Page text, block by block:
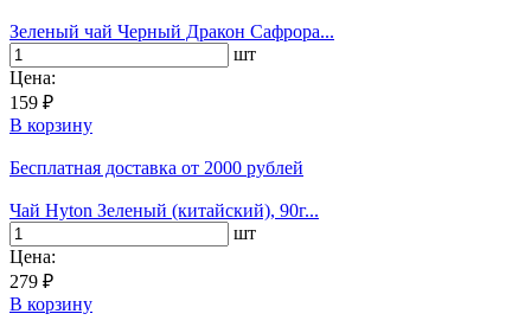
Зеленый чай Черный Дракон Сафрора...
шт
Цена:
159 ₽
В корзину
Бесплатная доставка от 2000 рублей
Чай Hyton Зеленый (китайский), 90г...
шт
Цена:
279 ₽
В корзину